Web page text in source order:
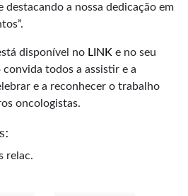
destacando a nossa dedicação em
disponível no LINK e no seu
convida todos a assistir e a
e a reconhecer o trabalho
oncologistas.
relac.